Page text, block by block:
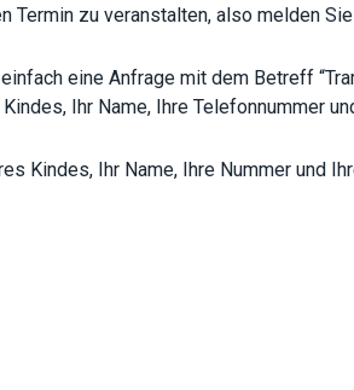
Termin zu veranstalten, also melden
eine Anfrage mit dem Betreff
Ihr Name, Ihre Telefonnummer
Kindes, Ihr Name, Ihre Nummer und